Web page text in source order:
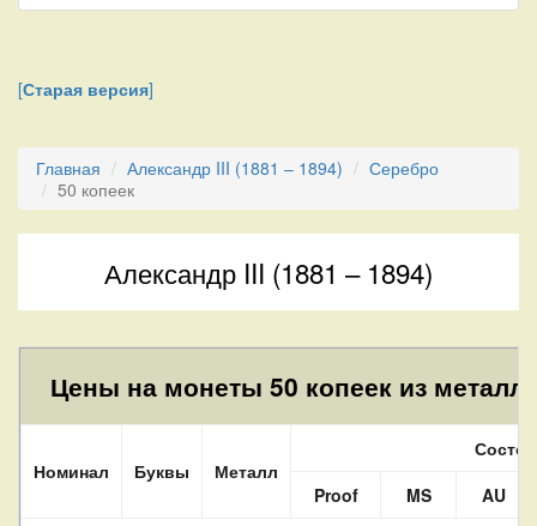
[Старая версия]
Главная Александр III (1881 – 1894)
Серебро
50 копеек
Александр III (1881 – 1894)
Цены на монеты 50 копеек из
Номинал Буквы Металл
Proof
MS
AU